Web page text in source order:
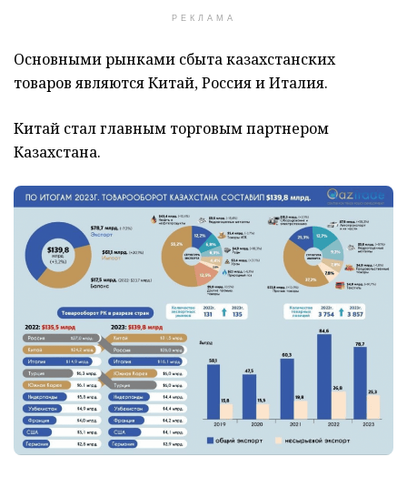
РЕКЛАМА
Основными рынками сбыта казахстанских
товаров являются Китай, Россия и Италия.
Китай стал главным торговым партнером
Казахстана.